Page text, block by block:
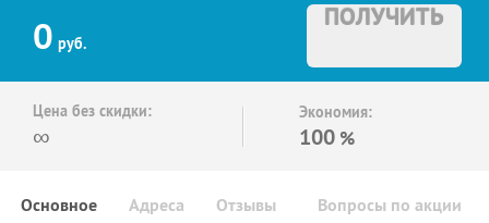
0 руб.
ПОЛУЧИТЬ
Цена без скидки:
∞
Экономия:
100 %
Основное Отзывы Вопросы по акции
Адреса